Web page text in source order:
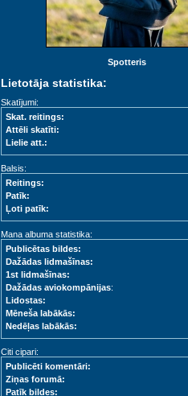
Spotteris
Lietotāja statistika:
Skatījumi:
Skat. reitings:
Attēli skatīti:
Lielie att.:
Balsis:
Reitings:
Patīk:
Ļoti patīk:
Mana albuma statistika:
Publicētas bildes:
Dažādas lidmašīnas:
1st lidmašīnas:
Dažādas aviokompānijas:
Lidostas:
Mēneša labākās:
Nedēļas labākās:
Citi cipari:
Publicēti komentāri:
Ziņas forumā:
Patīk bildes: